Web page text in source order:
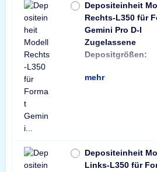
Depositeinheit
Rechts-L350 für
Gemini Pro D-I
Zugelassene
Depositgrößen:
mehr
Depositeinheit
Links-L350 für